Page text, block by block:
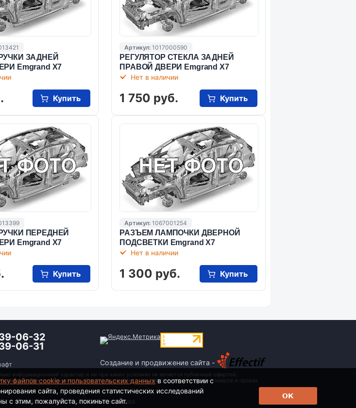
ЗАДНЕЙ
Emgrand X7
Купить
Артикул:1017000590
РЕГУЛЯТОР СТЕКЛА ЗАДНЕЙ
ПРАВОЙ ДВЕРИ Emgrand X7
Нет в наличии
1 750 руб. Купить
ПЕРЕДНЕЙ
Emgrand X7
Купить
Артикул:1067001254
РАЗЪЕМ ЛАМПОЧКИ ДВЕРНОЙ
ПОДСВЕТКИ Emgrand X7
Нет в наличии
1 300 руб. Купить
06-32
06-31
Создание и продвижение сайта -
информационный характер и ни при каких условиях не является публичной офертой,
Для получения подробной информации о стоимости, наименовании товаров и сроках
| Согласие на обработку персональных данных
файлов cookie и пользовательских данныхв соответствии с
сайта, проведения статистических исследований
с этим, пожалуйста, покиньте сайт.
ОК